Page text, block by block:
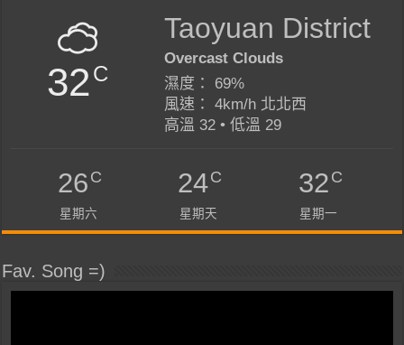
32C
Taoyuan District
Overcast Clouds
濕度： 69%
風速： 4km/h 北北西
高溫 32 • 低溫 29
26C
星期六
24C
星期天
32C
星期一
Fav. Song =)